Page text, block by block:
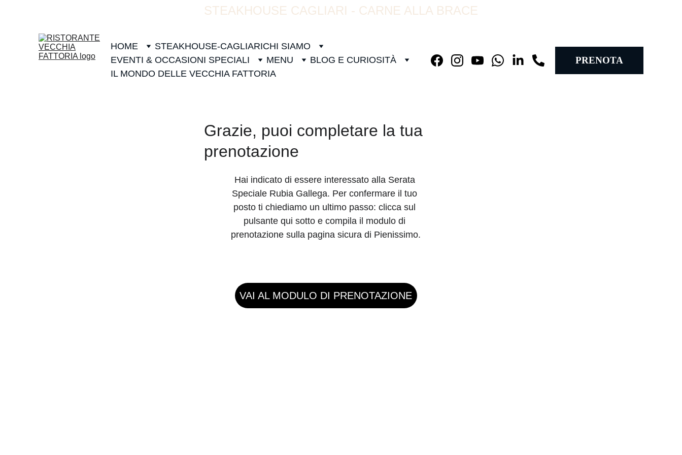
STEAKHOUSE CAGLIARI - CARNE ALLA BRACE
HOME STEAKHOUSE-CAGLIARICHI SIAMO
EVENTI & OCCASIONI SPECIALI
MENU
BLOG E CURIOSITÀ
IL MONDO DELLE VECCHIA FATTORIA
PRENOTA
VAI AL MODULO DI PRENOTAZIONE
Grazie, puoi completare la tua
prenotazione
Hai indicato di essere interessato alla Serata
Speciale Rubia Gallega. Per confermare il tuo
posto ti chiediamo un ultimo passo: clicca sul
pulsante qui sotto e compila il modulo di
prenotazione sulla pagina sicura di Pienissimo.